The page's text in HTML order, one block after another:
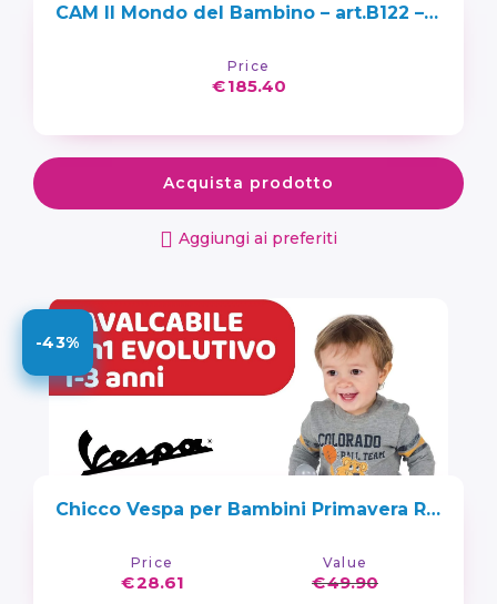
CAM Il Mondo del Bambino – art.B122 – Brevettato Millegiochi Lettino di Gioco – 0-15 kg – CONIGLIO
Price
€185.40
Acquista prodotto
Aggiungi ai preferiti
-43%
Chicco Vespa per Bambini Primavera Rossa, Moto Giocattolo Cavalcabile con Pannello Elettronico, Luci e Suoni, Ruote di Supporto Rimuovibili
Price
€28.61
Value
€49.90